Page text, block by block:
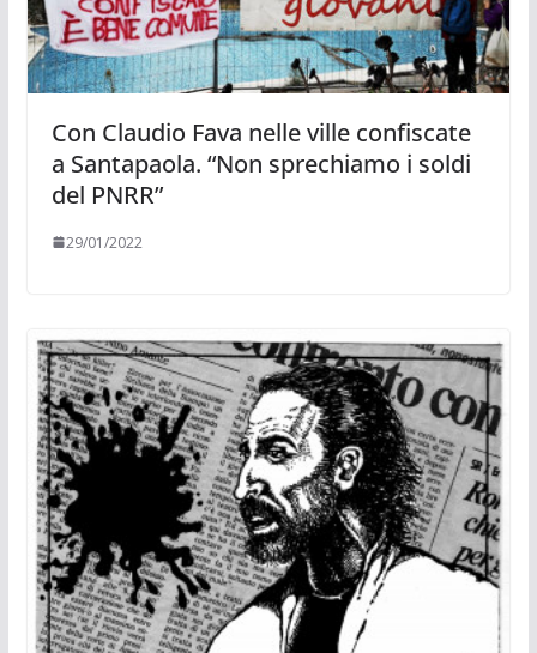
Con Claudio Fava nelle ville confiscate
a Santapaola. “Non sprechiamo i soldi
del PNRR”
29/01/2022